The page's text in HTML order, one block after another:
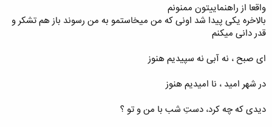
واقعا از راهنماییتون ممنونم
بالاخره یکی پیدا شد اونی که من میخاستمو به من رسوند باز هم تشکر و
قدر دانی میکنم
ای صبح ، نه آبی نه سپیدیم هنوز
در شهر امید ، نا امیدیم هنوز
دیدی که چه کرد، دستِ شب با من و تو ؟